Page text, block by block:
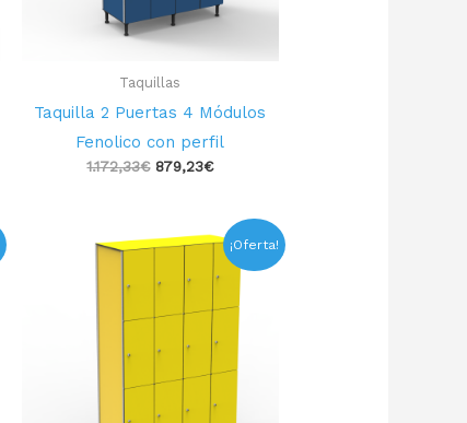
Taquillas
Taquilla 2 Puertas 4 Módulos
Fenolico con perfil
1.172,33€ 879,23€
¡Oferta!
precio
era:
1.325,19€.
El
precio
actual
993,89€.